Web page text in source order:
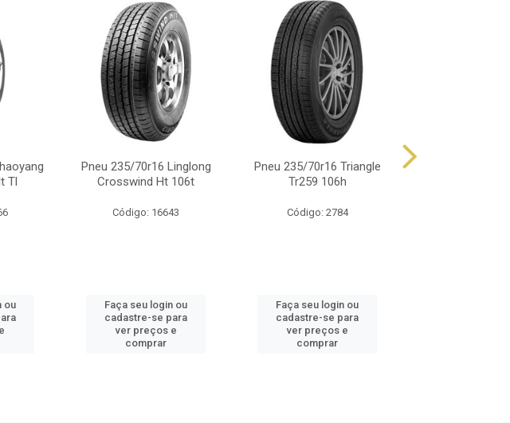
Tl
ou
Pneu 235/70r16 Linglong
Crosswind Ht 106t
Código: 16643
Faça seu login ou
cadastre-se para
ver preços e
comprar
Pneu 235/70r16 Triangle
Tr259 106h
Código: 2784
Faça seu login ou
cadastre-se para
ver preços e
comprar